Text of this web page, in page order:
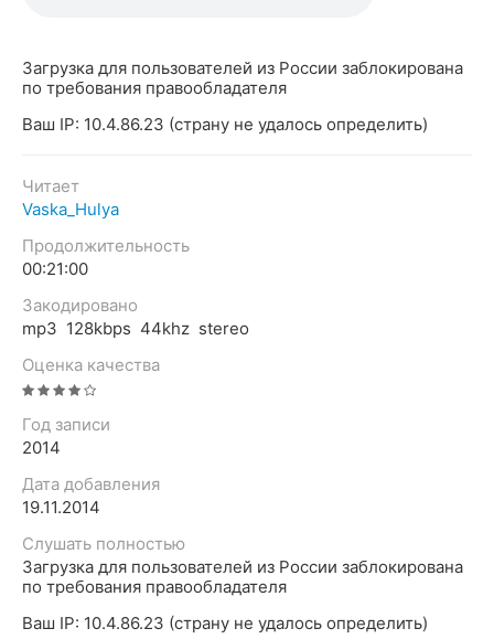
Загрузка для пользователей из России заблокирована
по требования правообладателя
Ваш IP: 10.4.86.23 (страну не удалось определить)
Читает
Vaska_Hulya
Продолжительность
00:21:00
Закодировано
mp3 128kbps 44khz stereo
Оценка качества
Год записи
2014
Дата добавления
19.11.2014
Слушать полностью
Загрузка для пользователей из России заблокирована
по требования правообладателя
Ваш IP: 10.4.86.23 (страну не удалось определить)